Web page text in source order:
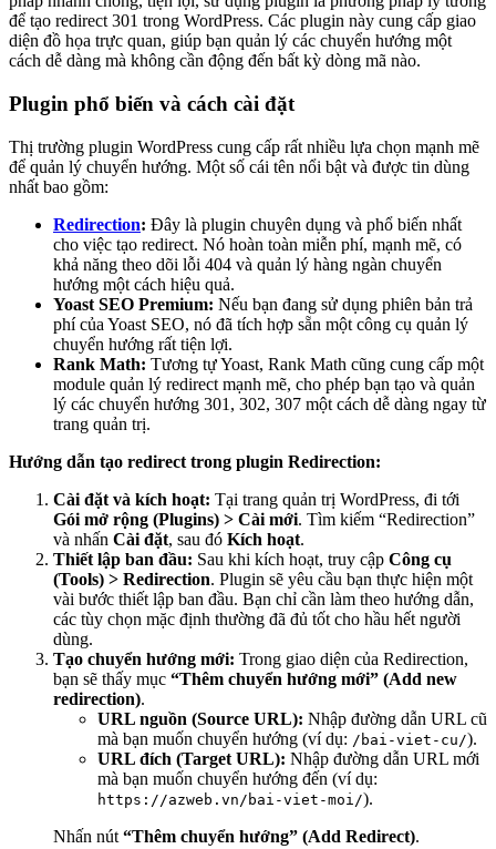
để tạo redirect 301 trong WordPress. Các plugin này cung cấp giao
diện đồ họa trực quan, giúp bạn quản lý các chuyển hướng một
cách dễ dàng mà không cần động đến bất kỳ dòng mã nào.
Plugin phổ biến và cách cài đặt
Thị trường plugin WordPress cung cấp rất nhiều lựa chọn mạnh mẽ
để quản lý chuyển hướng. Một số cái tên nổi bật và được tin dùng
nhất bao gồm:
Redirection: Đây là plugin chuyên dụng và phổ biến nhất
cho việc tạo redirect. Nó hoàn toàn miễn phí, mạnh mẽ, có
khả năng theo dõi lỗi 404 và quản lý hàng ngàn chuyển
hướng một cách hiệu quả.
Yoast SEO Premium: Nếu bạn đang sử dụng phiên bản trả
phí của Yoast SEO, nó đã tích hợp sẵn một công cụ quản lý
chuyển hướng rất tiện lợi.
Rank Math: Tương tự Yoast, Rank Math cũng cung cấp một
module quản lý redirect mạnh mẽ, cho phép bạn tạo và quản
lý các chuyển hướng 301, 302, 307 một cách dễ dàng ngay từ
trang quản trị.
Hướng dẫn tạo redirect trong plugin Redirection:
Cài đặt và kích hoạt: Tại trang quản trị WordPress, đi tới
Gói mở rộng (Plugins) > Cài mới. Tìm kiếm “Redirection”
và nhấn Cài đặt, sau đó Kích hoạt.
Thiết lập ban đầu: Sau khi kích hoạt, truy cập Công cụ
(Tools) > Redirection. Plugin sẽ yêu cầu bạn thực hiện một
vài bước thiết lập ban đầu. Bạn chỉ cần làm theo hướng dẫn,
các tùy chọn mặc định thường đã đủ tốt cho hầu hết người
dùng.
Tạo chuyển hướng mới: Trong giao diện của Redirection,
bạn sẽ thấy mục “Thêm chuyển hướng mới” (Add new
redirection).
URL nguồn (Source URL): Nhập đường dẫn URL cũ
mà bạn muốn chuyển hướng (ví dụ: /bai-viet-cu/).
URL đích (Target URL): Nhập đường dẫn URL mới
mà bạn muốn chuyển hướng đến (ví dụ:
https://azweb.vn/bai-viet-moi/).
Nhấn nút “Thêm chuyển hướng” (Add Redirect).